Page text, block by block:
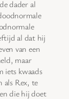
dader al
al dat hij
van een
maar
iets kwaads
als Rex, te
die hij doet